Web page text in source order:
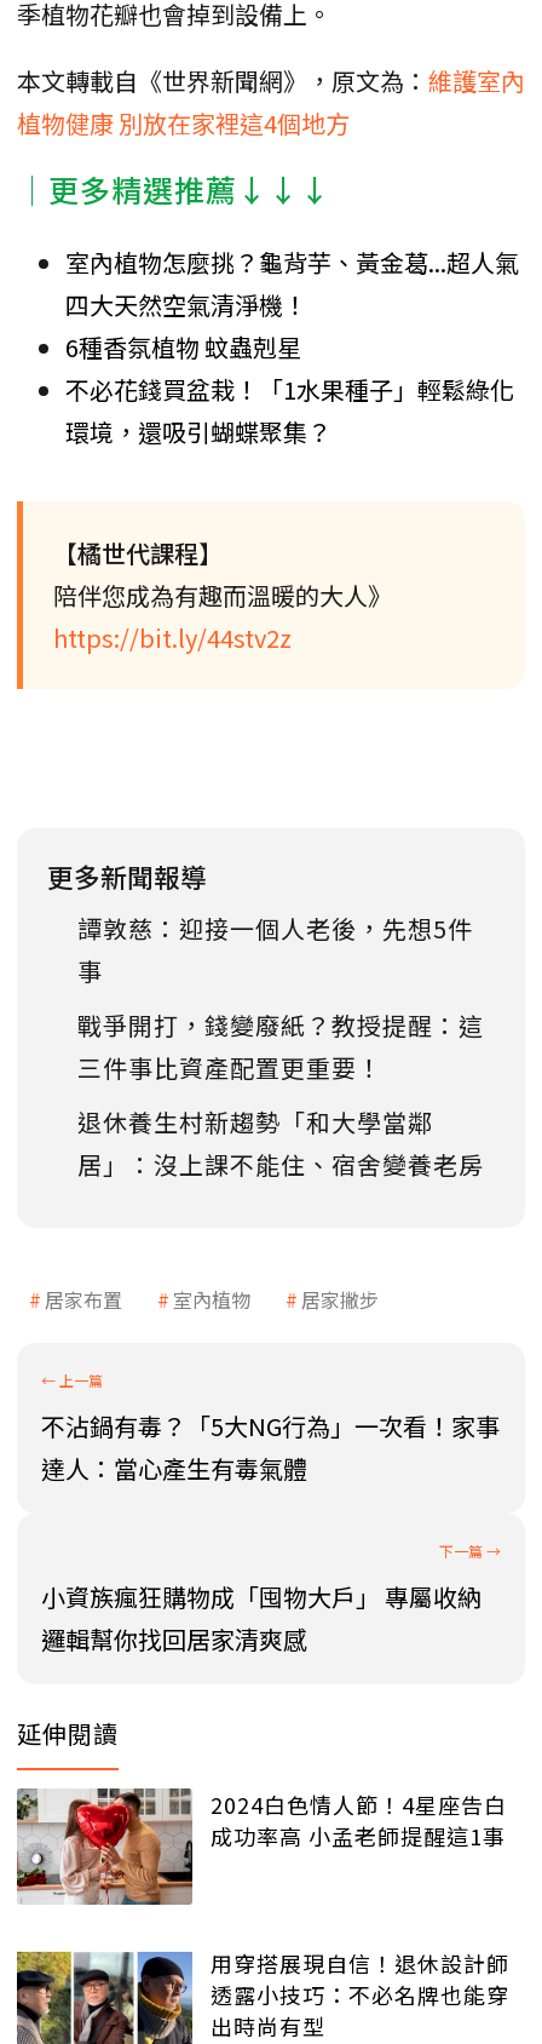
季植物花瓣也會掉到設備上。
本文轉載自《世界新聞網》，原文為： 維護室內
植物健康 別放在家裡這4個地方
│更多精選推薦↓↓↓
室內植物怎麼挑？龜背芋、黃金葛...超人氣
四大天然空氣清淨機！
6種香氛植物 蚊蟲剋星
不必花錢買盆栽！「1水果種子」輕鬆綠化
環境，還吸引蝴蝶聚集？
【橘世代課程】
陪伴您成為有趣而溫暖的大人》
https://bit.ly/44stv2z
更多新聞報導
譚敦慈：迎接一個人老後，先想5件
事
戰爭開打，錢變廢紙？教授提醒：這
三件事比資產配置更重要！
退休養生村新趨勢「和大學當鄰
居」：沒上課不能住、宿舍變養老房
居家布置 室內植物 居家撇步
不沾鍋有毒？「5大NG行為」一次看！家事
達人：當心產生有毒氣體
小資族瘋狂購物成「囤物大戶」 專屬收納
邏輯幫你找回居家清爽感
延伸閱讀
2024白色情人節！4星座告白
成功率高 小孟老師提醒這1事
用穿搭展現自信！退休設計師
透露小技巧：不必名牌也能穿
出時尚有型